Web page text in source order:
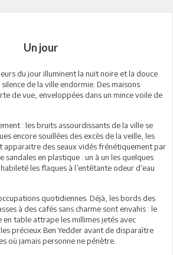
Un jour
du jour illuminent la nuit noire et la douce
de la ville endormie. Des maisons
de vue, enveloppées dans un mince voile de
: les bruits assourdissants de la ville se
encore souillées des excès de la veille, les
apparaitre des seaux vidés frénétiquement par
sandales en plastique : un à un les quelques
les flaques à l’entêtante odeur d’eau
quotidiennes. Déjà, les bords des
à des cafés sans charme sont envahis : le
en table attrape les millimes jetés avec
précieux Ben Yedder avant de disparaître
où jamais personne ne pénètre.